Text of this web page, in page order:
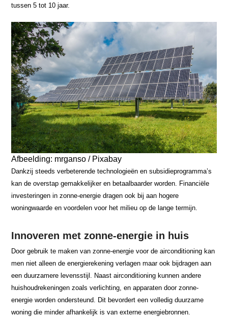
tussen 5 tot 10 jaar.
Afbeelding: mrganso / Pixabay
Dankzij steeds verbeterende technologieën en subsidieprogramma’s
kan de overstap gemakkelijker en betaalbaarder worden. Financiële
investeringen in zonne-energie dragen ook bij aan hogere
woningwaarde en voordelen voor het milieu op de lange termijn.
Innoveren met zonne-energie in huis
Door gebruik te maken van zonne-energie voor de airconditioning kan
men niet alleen de energierekening verlagen maar ook bijdragen aan
een duurzamere levensstijl. Naast airconditioning kunnen andere
huishoudrekeningen zoals verlichting, en apparaten door zonne-
energie worden ondersteund. Dit bevordert een volledig duurzame
woning die minder afhankelijk is van externe energiebronnen.